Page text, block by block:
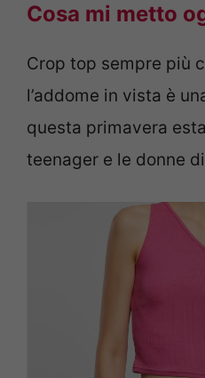
Cosa mi metto
Crop top sempre più
l’addome in vista è
questa primavera
teenager e le donne